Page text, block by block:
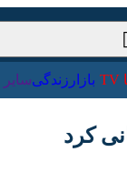
ایرنا TV